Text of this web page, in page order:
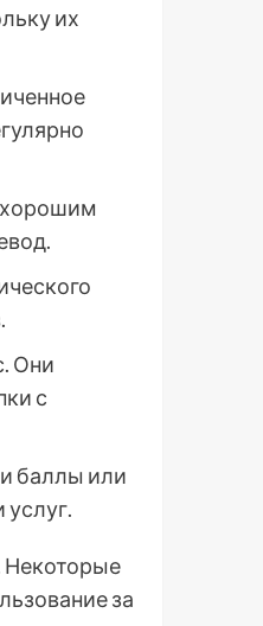
их
хорошим
Они
с
баллы или
Некоторые
за